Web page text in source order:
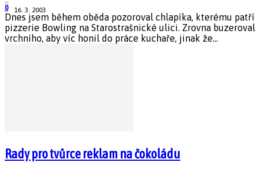
16. 3. 2003
0
Dnes jsem během oběda pozoroval chlapíka, kterému patří
pizzerie Bowling na Starostrašnické ulici. Zrovna buzeroval
vrchního, aby víc honil do práce kuchaře, jinak že...
Rady pro tvůrce reklam na čokoládu